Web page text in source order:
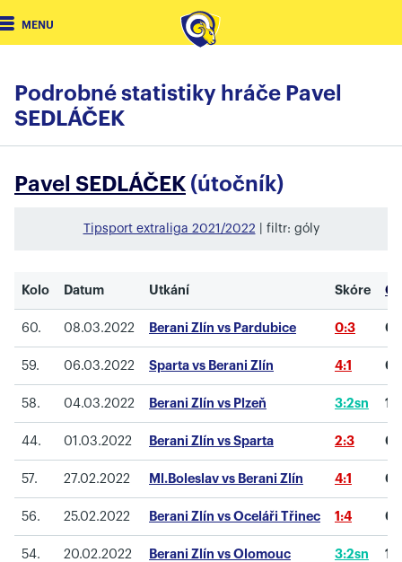
MENU
Podrobné statistiky hráče Pavel
SEDLÁČEK
Pavel SEDLÁČEK (útočník)
Tipsport extraliga 2021/2022 | filtr: góly
Kolo Datum Utkání Skóre
60. 08.03.2022 Berani Zlín vs Pardubice 0:3 0
59. 06.03.2022 Sparta vs Berani Zlín 4:1 0
58. 04.03.2022 Berani Zlín vs Plzeň 3:2sn 1
44. 01.03.2022 Berani Zlín vs Sparta 2:3 0
57. 27.02.2022 Ml.Boleslav vs Berani Zlín 4:1 0
56. 25.02.2022 Berani Zlín vs Oceláři Třinec 1:4 0
54. 20.02.2022 Berani Zlín vs Olomouc 3:2sn 1